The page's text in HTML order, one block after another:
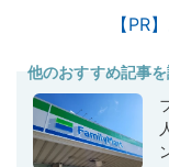
【PR
他のおすすめ記事